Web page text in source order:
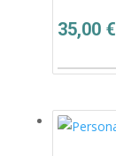
35,00 €